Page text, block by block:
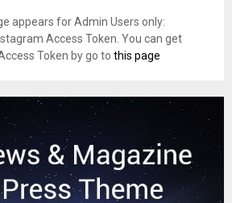
appears for Admin Users only:
Access Token. You can get
Token by go to this page